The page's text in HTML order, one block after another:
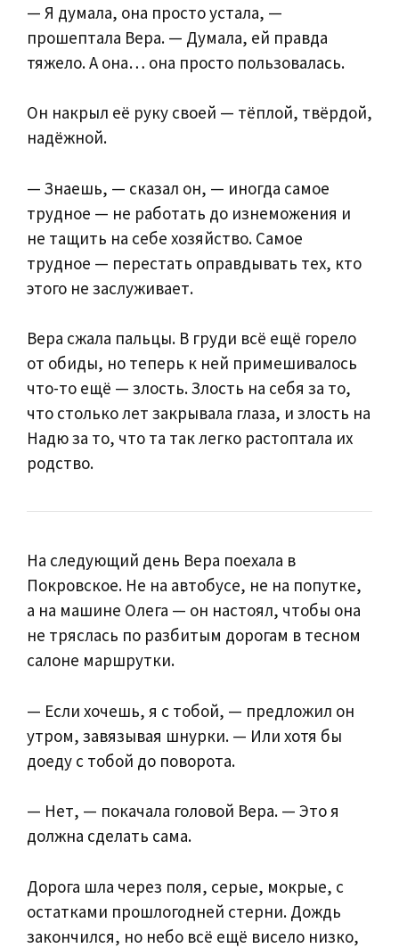
— Я думала, она просто устала, —
прошептала Вера. — Думала, ей правда
тяжело. А она… она просто пользовалась.
Он накрыл её руку своей — тёплой, твёрдой,
надёжной.
— Знаешь, — сказал он, — иногда самое
трудное — не работать до изнеможения и
не тащить на себе хозяйство. Самое
трудное — перестать оправдывать тех, кто
этого не заслуживает.
Вера сжала пальцы. В груди всё ещё горело
от обиды, но теперь к ней примешивалось
что-то ещё — злость. Злость на себя за то,
что столько лет закрывала глаза, и злость на
Надю за то, что та так легко растоптала их
родство.
На следующий день Вера поехала в
Покровское. Не на автобусе, не на попутке,
а на машине Олега — он настоял, чтобы она
не тряслась по разбитым дорогам в тесном
салоне маршрутки.
— Если хочешь, я с тобой, — предложил он
утром, завязывая шнурки. — Или хотя бы
доеду с тобой до поворота.
— Нет, — покачала головой Вера. — Это я
должна сделать сама.
Дорога шла через поля, серые, мокрые, с
остатками прошлогодней стерни. Дождь
закончился, но небо всё ещё висело низко,